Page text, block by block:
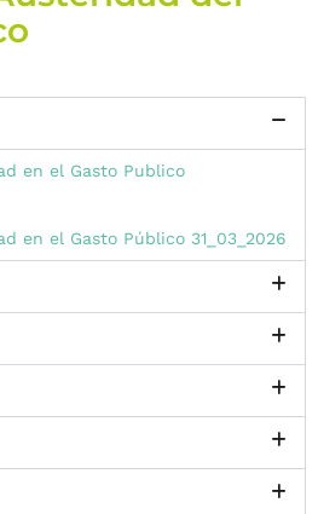
en el Gasto Publico
en el Gasto Público 31_03_2026